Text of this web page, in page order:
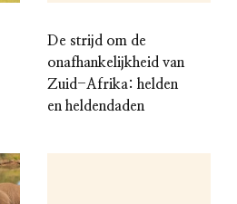
De strijd om de
onafhankelijkheid van
Zuid-Afrika: helden
en heldendaden